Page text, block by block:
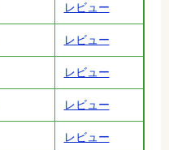
レビュー
レビュー
レビュー
レビュー
レビュー